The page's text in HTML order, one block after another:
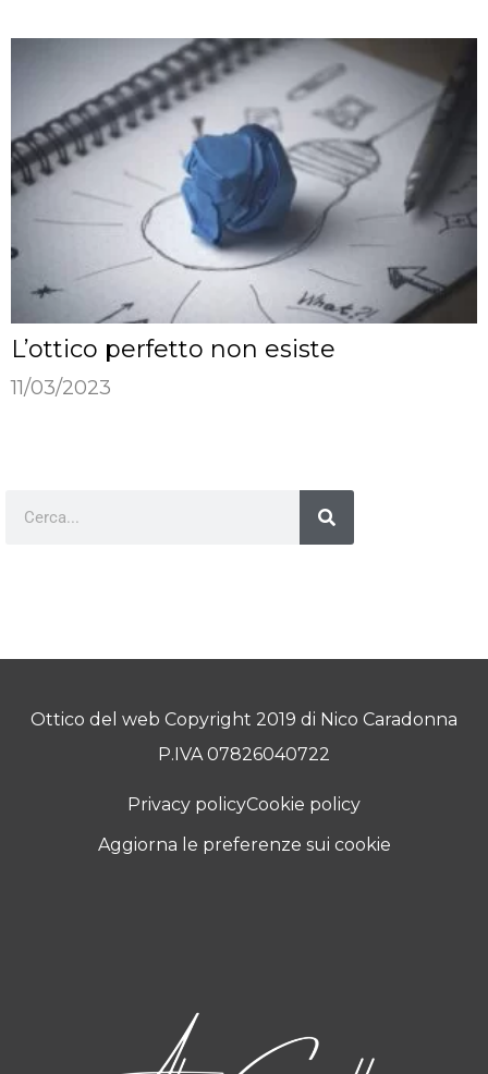
L’ottico perfetto non esiste
11/03/2023
Ottico del web Copyright 2019 di Nico Caradonna
P.IVA 07826040722
Privacy policyCookie policy
Aggiorna le preferenze sui cookie